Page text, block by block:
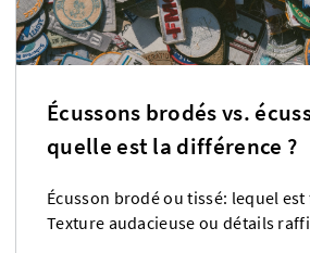
Écussons brodés vs.
quelle est la différence ?
Écusson brodé ou tissé: lequel
Texture audacieuse ou détails